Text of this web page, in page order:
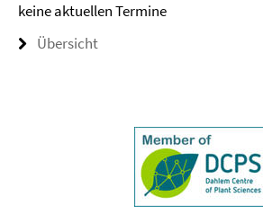
keine aktuellen Termine
Übersicht